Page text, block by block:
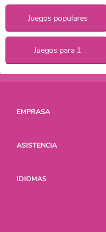
Juegos populares
Juegos para 1
EMPRASA
ASISTENCIA
IDIOMAS